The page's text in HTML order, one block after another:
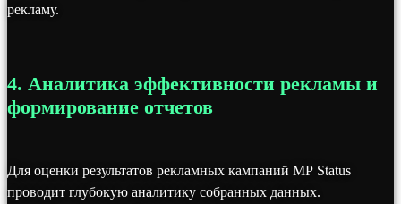
рекламу.
4. Аналитика эффективности рекламы и
формирование отчетов
Для оценки результатов рекламных кампаний MP Status
проводит глубокую аналитику собранных данных.